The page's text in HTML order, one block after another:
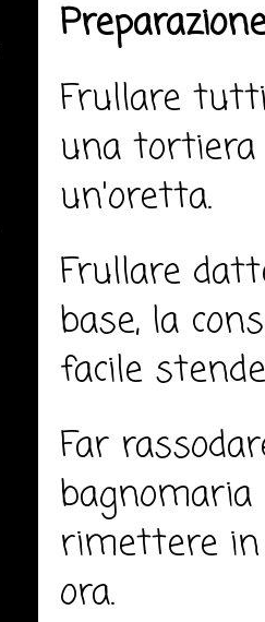
Frullare
una
un'oretta.
Frullare
base, la
facile
Far
rimettere in
ora.